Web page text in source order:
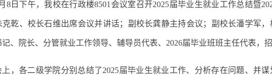
8日下午，我校在行政楼8501 会议室召开2025届毕业生就业工作总结暨
克乾、校长石维出席会议并讲话；副校长龚静主持会议；副校长潘学军，
记、院长、分管就业工作领导、辅导员代表、 2026届毕业班班主任代表，
上，各二级学院分别 总结了2025届毕业生就业工作、分析存在问题、并谋